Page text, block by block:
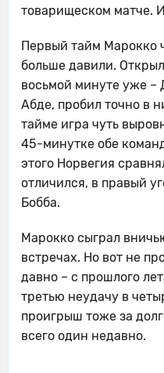
товарищеском матче.
Первый тайм Марокко
больше давили.
восьмой минуте уже –
Абде, пробил точно в
тайме игра чуть
45-минутке обе
этого Норвегия
отличился, в правый
Бобба.
Марокко сыграл
встречах. Но вот не
давно – с прошлого
третью неудачу в
проигрыш тоже за
всего один недавно.